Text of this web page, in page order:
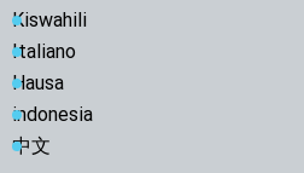
Kiswahili
Italiano
Hausa
indonesia
中文